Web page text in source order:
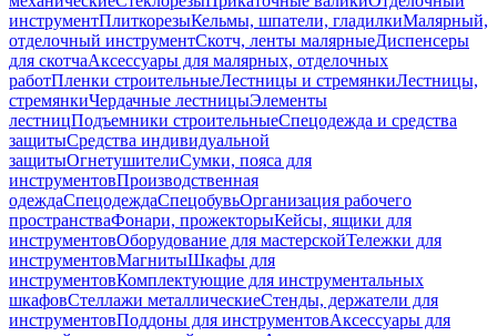
инструментПлиткорезыКельмы, шпатели, гладилкиМалярный,
отделочный инструментСкотч, ленты малярныеДиспенсеры
для скотчаАксессуары для малярных, отделочных
работПленки строительныеЛестницы и стремянкиЛестницы,
стремянкиЧердачные лестницыЭлементы
лестницПодъемники строительныеСпецодежда и средства
защитыСредства индивидуальной
защитыОгнетушителиСумки, пояса для
инструментовПроизводственная
одеждаСпецодеждаСпецобувьОрганизация рабочего
пространстваФонари, прожекторыКейсы, ящики для
инструментовОборудование для мастерскойТележки для
инструментовМагнитыШкафы для
инструментовКомплектующие для инструментальных
шкафовСтеллажи металлическиеСтенды, держатели для
инструментовПоддоны для инструментовАксессуары для